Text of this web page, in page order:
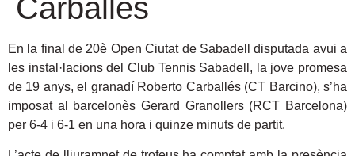
Carballés
En la final de 20è Open Ciutat de Sabadell disputada avui a
les instal·lacions del Club Tennis Sabadell, la jove promesa
de 19 anys, el granadí Roberto Carballés (CT Barcino), s’ha
imposat al barcelonès Gerard Granollers (RCT Barcelona)
per 6-4 i 6-1 en una hora i quinze minuts de partit.